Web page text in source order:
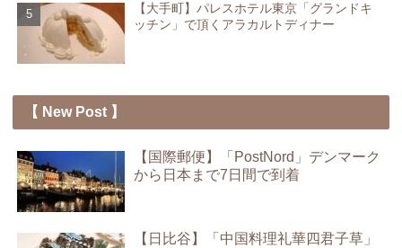
【大手町】パレスホテル東京「グランドキ
ッチン」で頂くアラカルトディナー
【 New Post 】
【国際郵便】「PostNord」デンマーク
から日本まで7日間で到着
【日比谷】「中国料理礼華四君子草」